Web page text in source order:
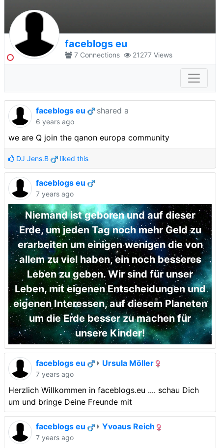
faceblogs eu
Connections
7 Views
21277
faceblogs eu shared a
6 years ago
we are Q join the qanon europa community
DJ Jens.B liked this
faceblogs eu
7 years ago
Niemand ist geboren und auf dieser
Erde, um jeden Tag noch mehr Geld zu
erarbeiten um einigen wenigen die von
allem zu viel haben, ein noch besseres
Leben zu geben. Wir sind für unser
Leben, mit eigenen Entscheidungen und
eigenen Interessen, auf diesem Planeten
um die Erde besser zu machen für
unsere Kinder!
faceblogs eu Ursula Möller
7 years ago
Herzlich Willkommen in faceblogs.eu .... schau Dich
um und bringe Deine Freunde mit
faceblogs eu Yvoaus Reich
7 years ago